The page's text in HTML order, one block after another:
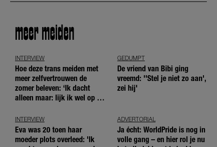
meer meiden
INTERVIEW
Hoe deze trans meiden met
meer zelfvertrouwen de
zomer beleven: ‘Ik dacht
alleen maar: lijk ik wel op de
GEDUMPT
De vriend van Bibi ging
vreemd: ''Stel je niet zo aan',
zei hij'
INTERVIEW
Eva was 20 toen haar
moeder plots overleed: 'Ik
ADVERTORIAL
Ja écht: WorldPride is nog in
volle gang – en hier rol je nu